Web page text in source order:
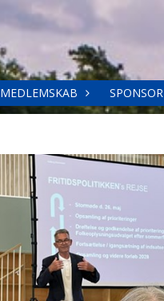
MEDLEMSKAB SPONSOR